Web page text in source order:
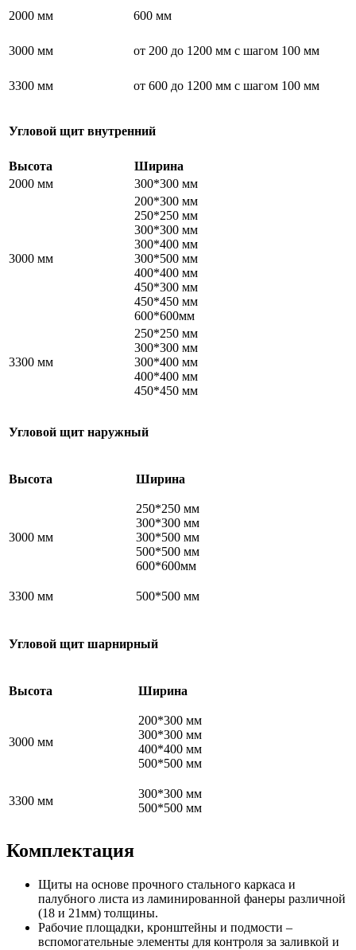
2000 мм 600 мм
3000 мм от 200 до 1200 мм с шагом 100 мм
3300 мм от 600 до 1200 мм с шагом 100 мм
Угловой щит внутренний
Высота
Ширина
2000 мм
300*300 мм
3000 мм
200*300 мм
250*250 мм
300*300 мм
300*400 мм
300*500 мм
400*400 мм
450*300 мм
450*450 мм
600*600мм
3300 мм
250*250 мм
300*300 мм
300*400 мм
400*400 мм
450*450 мм
Угловой щит наружный
Высота Ширина
3000 мм
250*250 мм
300*300 мм
300*500 мм
500*500 мм
600*600мм
3300 мм 500*500 мм
Угловой щит шарнирный
Высота Ширина
3000 мм
200*300 мм
300*300 мм
400*400 мм
500*500 мм
3300 мм
300*300 мм
500*500 мм
Комплектация
Щиты на основе прочного стального каркаса и
палубного листа из ламинированной фанеры различной
(18 и 21мм) толщины.
Рабочие площадки, кронштейны и подмости –
вспомогательные элементы для контроля за заливкой и